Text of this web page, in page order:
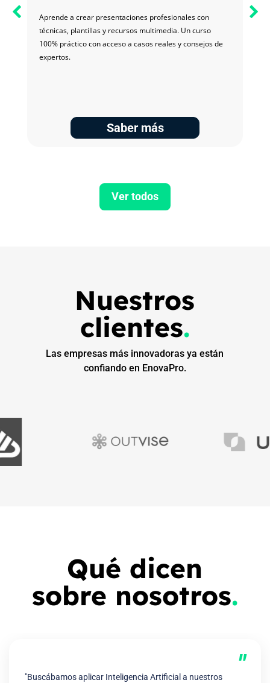
Aprende a crear presentaciones profesionales con
técnicas, plantillas y recursos multimedia. Un curso
100% práctico con acceso a casos reales y consejos de
expertos.
Saber más
Ver todos
Nuestros
clientes.
Las empresas más innovadoras ya están
confiando en EnovaPro.
Qué dicen
sobre nosotros.
"
"Buscábamos aplicar Inteligencia Artificial a nuestros